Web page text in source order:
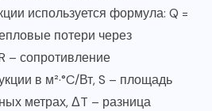
используется формула: Q =
потери через
– сопротивление
в м²·°C/Вт, S – площадь
метрах, ΔT – разница